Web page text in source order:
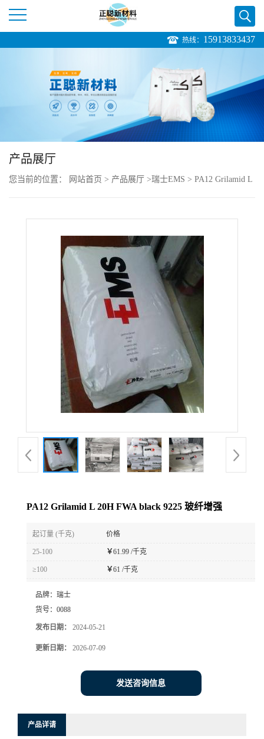
公
品
展
式
热线： 15913833437
产品展厅
您当前的位置： 网站首页 > 产品展厅 >瑞士EMS > PA12 Grilamid L
PA12 Grilamid L 20H FWA black 9225 玻纤增强
起订量 (千克) 价格
25-100 ￥61.99 /千克
≥100 ￥61 /千克
品牌： 瑞士
货号： 0088
发布日期： 2024-05-21
更新日期： 2026-07-09
发送咨询信息
产品详请